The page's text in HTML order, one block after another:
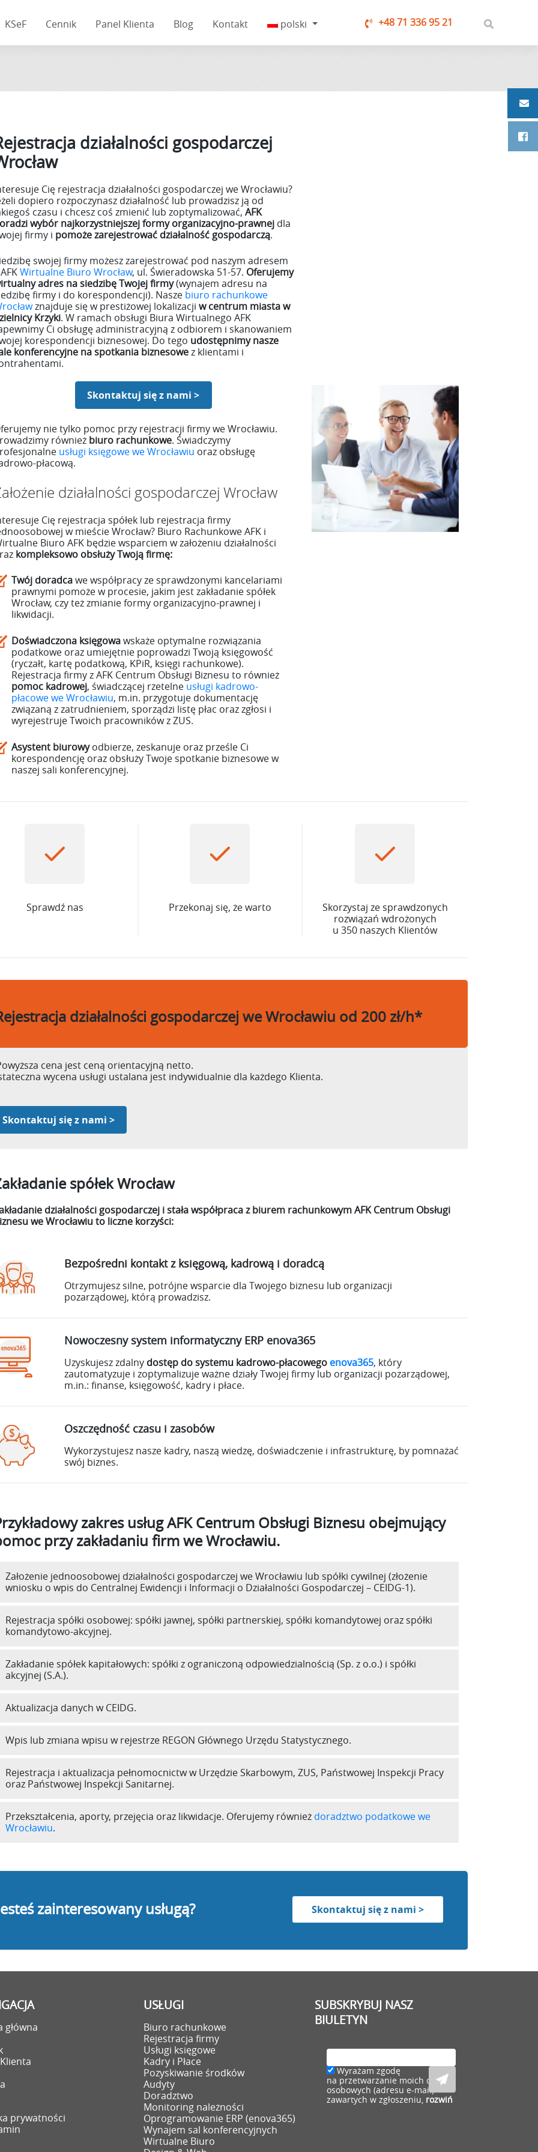
KSeF Cennik Panel Klienta Blog Kontakt polski +48 71 336 95 21
działalności gospodarczej
Cię rejestracja działalności gospodarczej we Wrocławiu?
dopiero rozpoczynasz działalność lub prowadzisz ją od
czasu i chcesz coś zmienić lub zoptymalizować, AFK
wybór najkorzystniejszej formy organizacyjno-prawnej dla
firmy i pomoże zarejestrować działalność gospodarczą.
swojej firmy możesz zarejestrować pod naszym adresem
Wirtualne Biuro Wrocław, ul. Świeradowska 51-57. Oferujemy
adres na siedzibę Twojej firmy(wynajem adresu na
firmy i do korespondencji). Nasze biuro rachunkowe
znajduje się w prestiżowej lokalizacji w centrum miasta w
Krzyki. W ramach obsługi Biura Wirtualnego AFK
Ci obsługę administracyjną z odbiorem i skanowaniem
korespondencji biznesowej. Do tego udostępnimy nasze
konferencyjne na spotkania biznesowez klientami i
Skontaktuj się z nami >
nie tylko pomoc przy rejestracji firmy we Wrocławiu.
również biuro rachunkowe. Świadczymy
usługi księgowe we Wrocławiu oraz obsługę
płacową.
działalności gospodarczej Wrocław
Cię rejestracja spółek lub rejestracja firmy
w mieście Wrocław? Biuro Rachunkowe AFK i
Biuro AFK będzie wsparciem w założeniu działalności
kompleksowo obsłuży Twoją firmę:
Twój doradcawe współpracy ze sprawdzonymi kancelariami
prawnymi pomoże w procesie, jakim jest zakładanie spółek
Wrocław, czy też zmianie formy organizacyjno-prawnej i
likwidacji.
Doświadczona księgowawskaże optymalne rozwiązania
podatkowe oraz umiejętnie poprowadzi Twoją księgowość
(ryczałt, kartę podatkową, KPiR, księgi rachunkowe).
Rejestracja firmy z AFK Centrum Obsługi Biznesu to również
pomoc kadrowej, świadczącej rzetelne usługi kadrowo-
płacowe we Wrocławiu, m.in. przygotuje dokumentację
związaną z zatrudnieniem, sporządzi listę płac oraz zgłosi i
wyrejestruje Twoich pracowników z ZUS.
Asystent biurowyodbierze, zeskanuje oraz prześle Ci
korespondencję oraz obsłuży Twoje spotkanie biznesowe w
naszej sali konferencyjnej.
Sprawdź nas Przekonaj się, że warto
Skorzystaj ze sprawdzonych
rozwiązań wdrożonych
u 350 naszych Klientów
działalności gospodarczej we Wrocławiu od 200 zł/h*
cena jest ceną orientacyjną netto.
wycena usługi ustalana jest indywidualnie dla każdego Klienta.
Skontaktuj się z nami >
spółek Wrocław
działalności gospodarczej i stała współpraca z biurem rachunkowym AFK Centrum Obsługi
we Wrocławiu to liczne korzyści:
Bezpośredni kontakt z księgową, kadrową i doradcą
Otrzymujesz silne, potrójne wsparcie dla Twojego biznesu lub organizacji
pozarządowej, którą prowadzisz.
Nowoczesny system informatyczny ERP enova365
Uzyskujesz zdalny dostęp do systemu kadrowo-płacowego enova365, który
zautomatyzuje i zoptymalizuje ważne działy Twojej firmy lub organizacji pozarządowej,
m.in.: finanse, księgowość, kadry i płace.
Oszczędność czasu i zasobów
Wykorzystujesz nasze kadry, naszą wiedzę, doświadczenie i infrastrukturę, by pomnażać
swój biznes.
zakres usług AFK Centrum Obsługi Biznesu obejmujący
przy zakładaniu firm we Wrocławiu.
Założenie jednoosobowej działalności gospodarczej we Wrocławiu lub spółki cywilnej (złożenie
wniosku o wpis do Centralnej Ewidencji i Informacji o Działalności Gospodarczej – CEIDG-1).
Rejestracja spółki osobowej: spółki jawnej, spółki partnerskiej, spółki komandytowej oraz spółki
komandytowo-akcyjnej.
Zakładanie spółek kapitałowych: spółki z ograniczoną odpowiedzialnością (Sp. z o.o.) i spółki
akcyjnej (S.A.).
Aktualizacja danych w CEIDG.
Wpis lub zmiana wpisu w rejestrze REGON Głównego Urzędu Statystycznego.
Rejestracja i aktualizacja pełnomocnictw w Urzędzie Skarbowym, ZUS, Państwowej Inspekcji Pracy
oraz Państwowej Inspekcji Sanitarnej.
Przekształcenia, aporty, przejęcia oraz likwidacje. Oferujemy również doradztwo podatkowe we
Wrocławiu.
zainteresowany usługą? Skontaktuj się z nami >
główna
prywatności
USŁUGI
Biuro rachunkowe
Rejestracja firmy
Usługi księgowe
Kadry i Płace
Pozyskiwanie środków
Audyty
Doradztwo
Monitoring należności
Oprogramowanie ERP (enova365)
Wynajem sal konferencyjnych
Wirtualne Biuro
SUBSKRYBUJ NASZ
BIULETYN
Wyrażam zgodę
na przetwarzanie moich danych
osobowych (adresu e-mail)
zawartych w zgłoszeniu, rozwiń